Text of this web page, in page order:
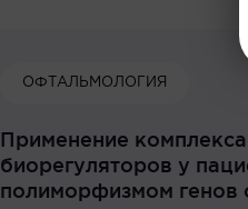
ОФТАЛЬМОЛОГИЯ
Применение
биорегуляторов у
полиморфизмом генов